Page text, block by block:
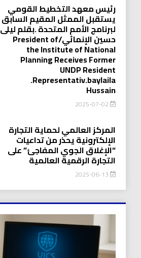
رئيس معهد التخطيط القومي
يستقبل الممثل المقيم السابق
لبرنامج الأمم المتحدة .بقلم ليلى
حسين الإنمائي/President of
the Institute of National
Planning Receives Former
UNDP Resident
.Representativ.baylaila
Hussain
2025-07-02
المركز العالمي لحماية التجارة
الإلكترونية يحذر من تداعيات
“الإغلاق الجوي المفاجئ” على
التجارة الرقمية العالمية
2025-06-13